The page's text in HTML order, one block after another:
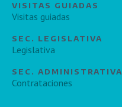
VISITAS GUIADAS
Visitas guiadas
SEC. LEGISLATIVA
Legislativa
SEC. ADMINISTRATIVA
Contrataciones